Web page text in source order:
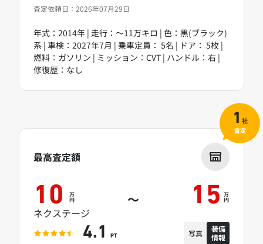
査定依頼日：2026年07月29日
年式：2014年 | 走行：～11万キロ | 色：黒(ブラック)
系 | 車検：2027年7月 | 乗車定員： 5名 | ドア： 5枚 |
燃料：ガソリン | ミッション：CVT | ハンドル：右 |
修復歴：なし
最高査定額
10 万
円 ～ 15 万
円
ネクステージ
4.1 PT 写真
装備
情報
1 社
査定